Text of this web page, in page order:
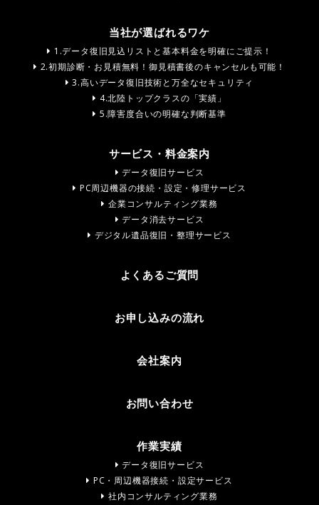
当社が選ばれるワケ
1.データ復旧見込リストと基本料金を明確にご提示！
2.初期診断・お見積無料！御見積書後のキャンセルも可能！
3.高いデータ復旧技術と万全なセキュリティ
4.北陸トップクラスの「実績」
5.障害度合いの明確な判断基準
サービス・料金案内
データ復旧サービス
PC周辺機器の接続・設定・修理サービス
企業コンサルティング業務
データ消去サービス
デジタル遺品復旧・整理サービス
よくあるご質問
お申し込みの流れ
会社案内
お問い合わせ
作業実績
データ復旧サービス
PC・周辺機器接続・設定サービス
社内コンサルティング業務